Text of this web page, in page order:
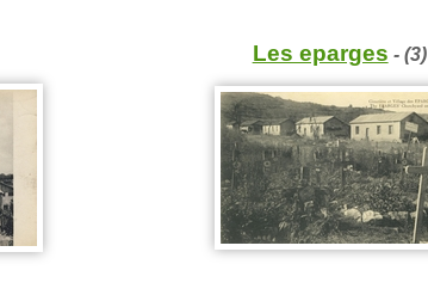
Les eparges - (3)